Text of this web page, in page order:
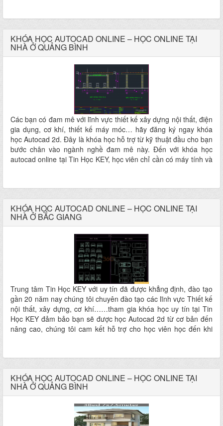
KEY cho nhân viên nhằm giúp cho các nhân viên nâng cao các
kỹ năng sử dụng phần mềm Autocad 2D để tổ chức, quản lý và
thực hiện các bản vẽ kỹ thuật một cách nhanh chóng, chính
xác, chuyên nghiệp,…
KHÓA HỌC AUTOCAD ONLINE – HỌC ONLINE TẠI
NHÀ Ở QUẢNG BÌNH
Các bạn có đam mê với lĩnh vực thiết kế xây dựng nội thất, điện
gia dụng, cơ khí, thiết kế máy móc… hãy đăng ký ngay khóa
học Autocad 2d. Đây là khóa học hỗ trợ từ kỹ thuật đầu cho bạn
bước chân vào ngành nghề đam mê này. Đến với khóa học
autocad online tại Tin Học KEY, học viên chỉ cần có máy tính và
KHÓA HỌC AUTOCAD ONLINE – HỌC ONLINE TẠI
NHÀ Ở BẮC GIANG
Trung tâm Tin Học KEY với uy tín đã được khẳng định, đào tạo
gần 20 năm nay chúng tôi chuyên đào tạo các lĩnh vực Thiết kế
nội thất, xây dựng, cơ khí……tham gia khóa học uy tín tại Tin
Học KEY đảm bảo bạn sẽ được học Autocad 2d từ cơ bản đến
nâng cao, chúng tôi cam kết hỗ trợ cho học viên học đến khi
KHÓA HỌC AUTOCAD ONLINE – HỌC ONLINE TẠI
NHÀ Ở QUẢNG BÌNH